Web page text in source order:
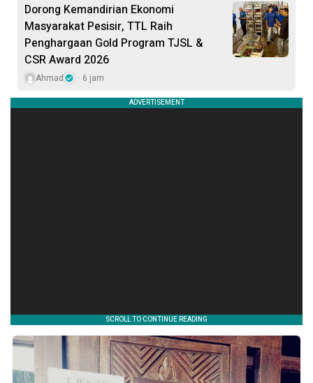
Dorong Kemandirian Ekonomi
Masyarakat Pesisir, TTL Raih
Penghargaan Gold Program TJSL &
CSR Award 2026
Ahmad 6 jam